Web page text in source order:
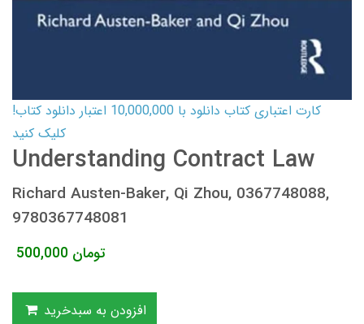
کارت اعتباری کتاب دانلود با 10,000,000 اعتبار دانلود کتاب!
کلیک کنید
Understanding Contract Law
Richard Austen-Baker, Qi Zhou, 0367748088,
9780367748081
500,000 تومان
افزودن به سبدخرید